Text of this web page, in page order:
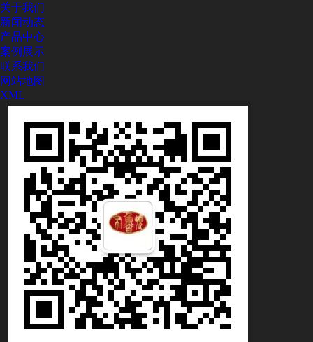
关于我们
新闻动态
产品中心
案例展示
联系我们
网站地图
XML